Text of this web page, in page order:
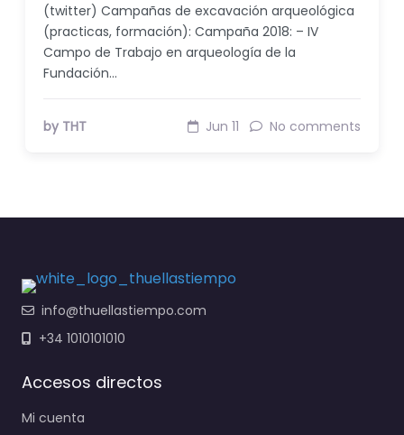
(twitter) Campañas de excavación arqueológica
(practicas, formación): Campaña 2018: – IV
Campo de Trabajo en arqueología de la
Fundación…
by THT Jun 11 No comments
info@thuellastiempo.com
+34 1010101010
Accesos directos
Mi cuenta